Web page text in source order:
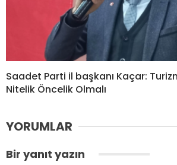
Saadet Parti il başkanı Kaçar:
Nitelik Öncelik Olmalı
YORUMLAR
Bir yanıt yazın